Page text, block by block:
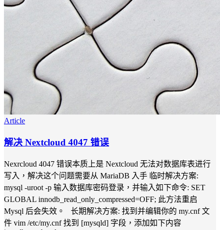
Article
解决 Nextcloud 4047 错误
Nexrcloud 4047 错误本质上是 Nextcloud 无法对数据库表进行
写入，解决这个问题需要从 MariaDB 入手 临时解决方案:
mysql -uroot -p 输入数据库密码登录，并输入如下命令: SET
GLOBAL innodb_read_only_compressed=OFF; 此方法重启
Mysql 后会失效。 长期解决方案: 找到并编辑你的 my.cnf 文
件 vim /etc/my.cnf 找到 [mysqld] 字段，添加如下内容